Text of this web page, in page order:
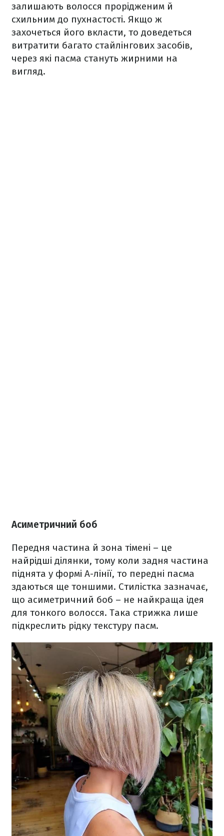
залишають волосся прорідженим й
схильним до пухнастості. Якщо ж
захочеться його вкласти, то доведеться
витратити багато стайлінгових засобів,
через які пасма стануть жирними на
вигляд.
Асиметричний боб
Передня частина й зона тімені – це
найрідші ділянки, тому коли задня частина
піднята у формі А-лінії, то передні пасма
здаються ще тоншими. Стилістка зазначає,
що асиметричний боб – не найкраща ідея
для тонкого волосся. Така стрижка лише
підкреслить рідку текстуру пасм.